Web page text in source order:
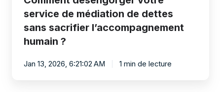
service de médiation de dettes
sans sacrifier l’accompagnement
humain ?
Jan 13, 2026, 6:21:02 AM 1 min de lecture